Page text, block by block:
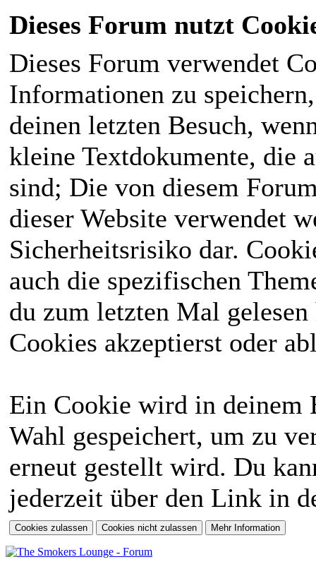
Dieses Forum nutzt
Dieses Forum verwendet
Informationen zu
deinen letzten Besuch,
kleine Textdokumente, die
sind; Die von diesem
dieser Website verwendet
Sicherheitsrisiko dar.
auch die spezifischen
du zum letzten Mal
Cookies akzeptierst oder
Ein Cookie wird in deinem
Wahl gespeichert, um zu
erneut gestellt wird. Du
jederzeit über den Link in